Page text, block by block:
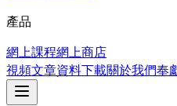
產品
網上課程網上商店
視頻文章資料下載關於我們奉